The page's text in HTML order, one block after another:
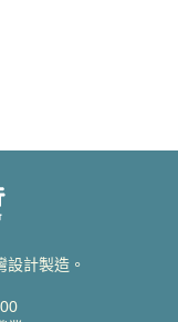
計製造。